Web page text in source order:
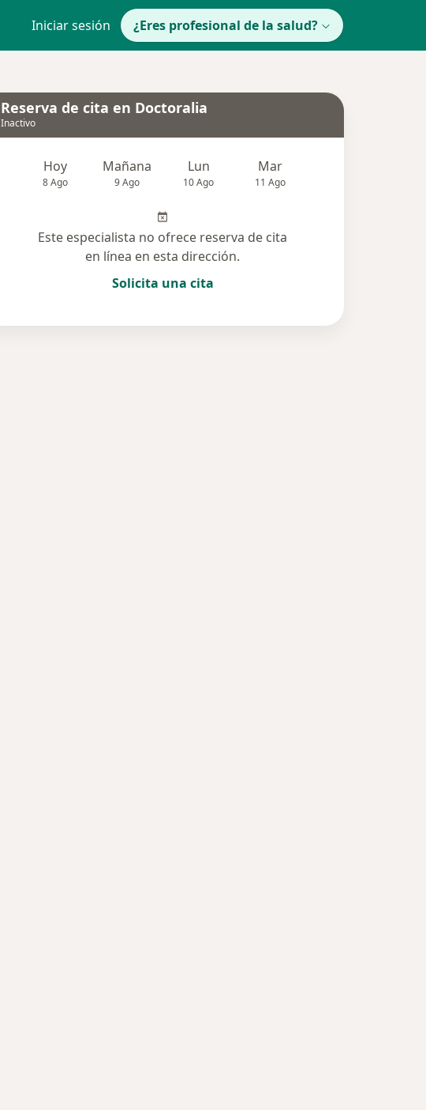
Iniciar sesión ¿Eres profesional de la salud?
Reserva de cita en Doctoralia
Inactivo
Hoy
8 Ago
Mañana
9 Ago
Lun
10 Ago
Mar
11 Ago
Este especialista no ofrece reserva de cita
en línea en esta dirección.
Solicita una cita